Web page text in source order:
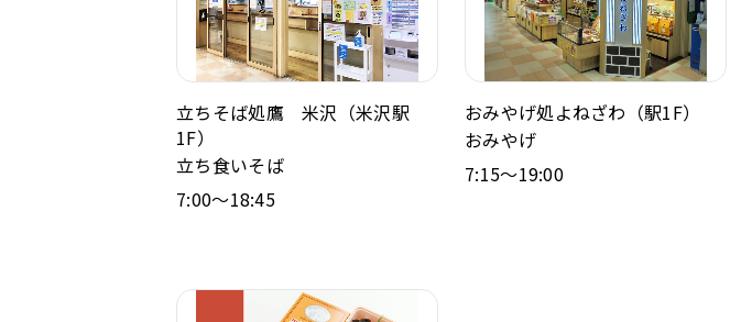
立ちそば処鷹 米沢（米沢駅
1F）
立ち食いそば
7:00～18:45
おみやげ処よねざわ（駅1F）
おみやげ
7:15～19:00